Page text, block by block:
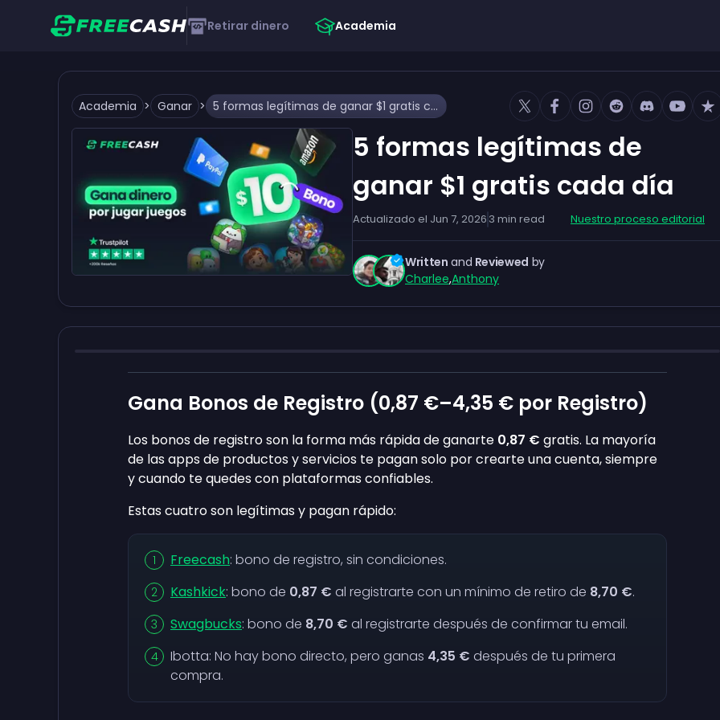
Retirar dinero Academia
Academia > Ganar > 5 formas legítimas de ganar $1 gratis cada día
5 formas legítimas de
ganar $1 gratis cada día
Actualizado el Jun 7, 2026 3 min read Nuestro proceso editorial
Written and Reviewed by
Charlee,Anthony
Gana Bonos de Registro (0,87 €–4,35 € por Registro)
Los bonos de registro son la forma más rápida de ganarte 0,87 € gratis. La mayoría
de las apps de productos y servicios te pagan solo por crearte una cuenta, siempre
y cuando te quedes con plataformas confiables.
Estas cuatro son legítimas y pagan rápido:
Freecash: bono de registro, sin condiciones.
Kashkick: bono de 0,87 € al registrarte con un mínimo de retiro de 8,70 €.
Swagbucks: bono de 8,70 € al registrarte después de confirmar tu email.
Ibotta: No hay bono directo, pero ganas 4,35 € después de tu primera
compra.